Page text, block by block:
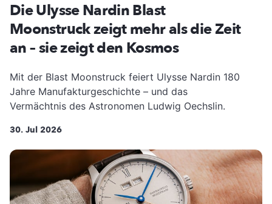
Die Ulysse Nardin Blast
Moonstruck zeigt mehr als die Zeit
an – sie zeigt den Kosmos
Mit der Blast Moonstruck feiert Ulysse Nardin 180
Jahre Manufakturgeschichte – und das
Vermächtnis des Astronomen Ludwig Oechslin.
30. Jul 2026